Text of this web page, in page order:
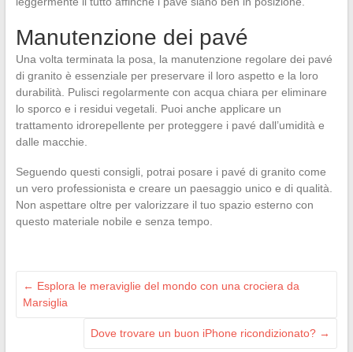
Manutenzione dei pavé
Una volta terminata la posa, la manutenzione regolare dei pavé
di granito è essenziale per preservare il loro aspetto e la loro
durabilità. Pulisci regolarmente con acqua chiara per eliminare
lo sporco e i residui vegetali. Puoi anche applicare un
trattamento idrorepellente per proteggere i pavé dall’umidità e
dalle macchie.
Seguendo questi consigli, potrai posare i pavé di granito come
un vero professionista e creare un paesaggio unico e di qualità.
Non aspettare oltre per valorizzare il tuo spazio esterno con
questo materiale nobile e senza tempo.
← Esplora le meraviglie del mondo con una crociera da
Marsiglia
Dove trovare un buon iPhone ricondizionato? →